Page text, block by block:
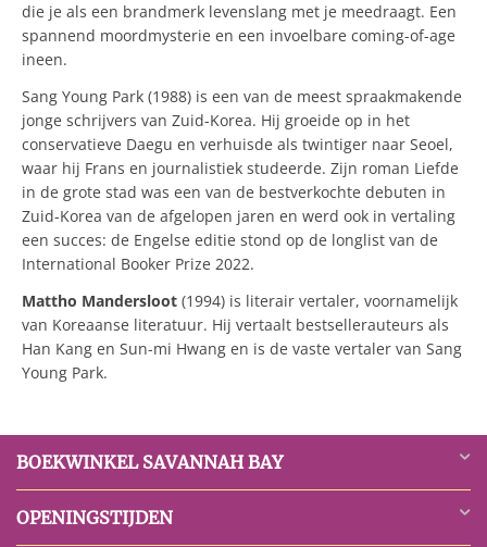
die je als een brandmerk levenslang met je meedraagt. Een
spannend moordmysterie en een invoelbare coming-of-age
ineen.
Sang Young Park (1988) is een van de meest spraakmakende
jonge schrijvers van Zuid-Korea. Hij groeide op in het
conservatieve Daegu en verhuisde als twintiger naar Seoel,
waar hij Frans en journalistiek studeerde. Zijn roman Liefde
in de grote stad was een van de bestverkochte debuten in
Zuid-Korea van de afgelopen jaren en werd ook in vertaling
een succes: de Engelse editie stond op de longlist van de
International Booker Prize 2022.
Mattho Mandersloot (1994) is literair vertaler, voornamelijk
van Koreaanse literatuur. Hij vertaalt bestsellerauteurs als
Han Kang en Sun-mi Hwang en is de vaste vertaler van Sang
Young Park.
BOEKWINKEL SAVANNAH BAY
OPENINGSTIJDEN